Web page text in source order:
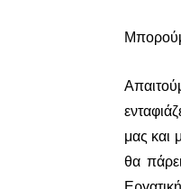
μας και
θα